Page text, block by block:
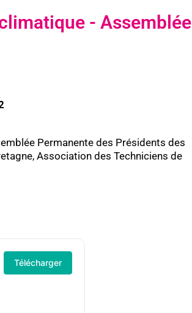
- Assemblée
Permanente des Présidents des
Association des Techniciens de
Télécharger